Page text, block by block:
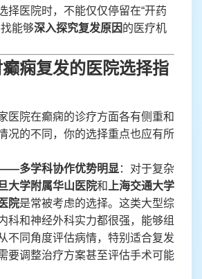
择医院时，不能仅仅停留在“开药
能够深入探究复发原因的医疗机
痫复发的医院选择指
医院在癫痫的诊疗方面各有侧重和
况的不同，你的选择重点也应有所
多学科协作优势明显 ：对于复杂
大学附属华山医院和 上海交通大学
院是常被考虑的选择。这类大型综
科和神经外科实力都很强，能够组
不同角度评估病情，特别适合复发
要调整治疗方案甚至评估手术可能